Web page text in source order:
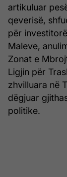
artikuluar
qeverisë,
për
Maleve,
Zonat e
Ligjin për
zhvilluara në
dëgjuar
politike.